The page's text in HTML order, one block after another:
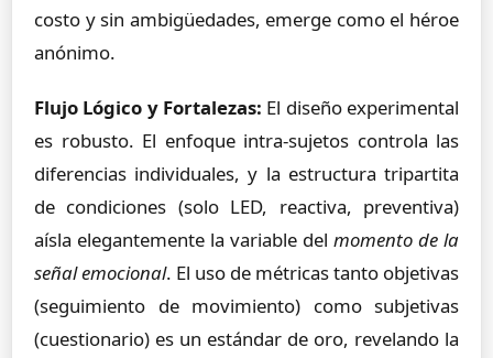
costo y sin ambigüedades, emerge como el héroe
anónimo.
Flujo Lógico y Fortalezas: El diseño experimental
es robusto. El enfoque intra-sujetos controla las
diferencias individuales, y la estructura tripartita
de condiciones (solo LED, reactiva, preventiva)
aísla elegantemente la variable del momento de la
señal emocional. El uso de métricas tanto objetivas
(seguimiento de movimiento) como subjetivas
(cuestionario) es un estándar de oro, revelando la